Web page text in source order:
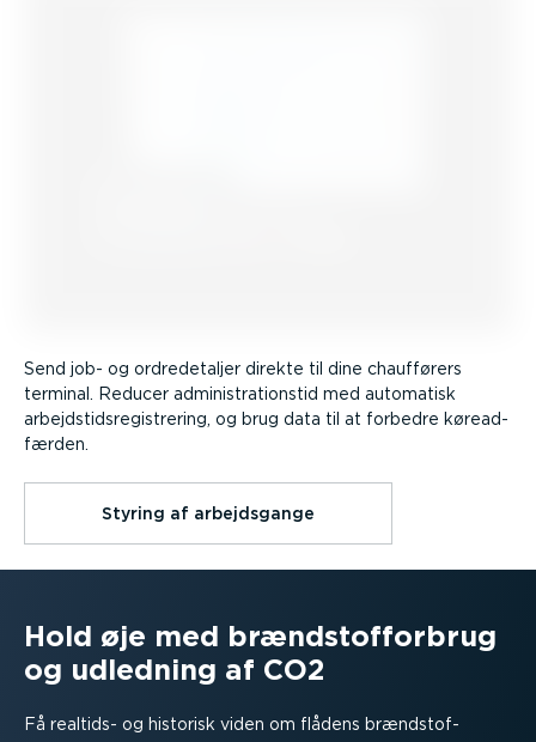
Send job- og ordre­de­taljer direkte til dine chaufførers
terminal. Reducer admini­stra­tionstid med automatisk
arbejds­tids­re­gi­strering, og brug data til at forbedre køread­
færden.
Styring af arbejds­gange
Hold øje med brænd­stof­forbrug
og udledning af CO2
Få realtids- og historisk viden om flådens brænd­stof­